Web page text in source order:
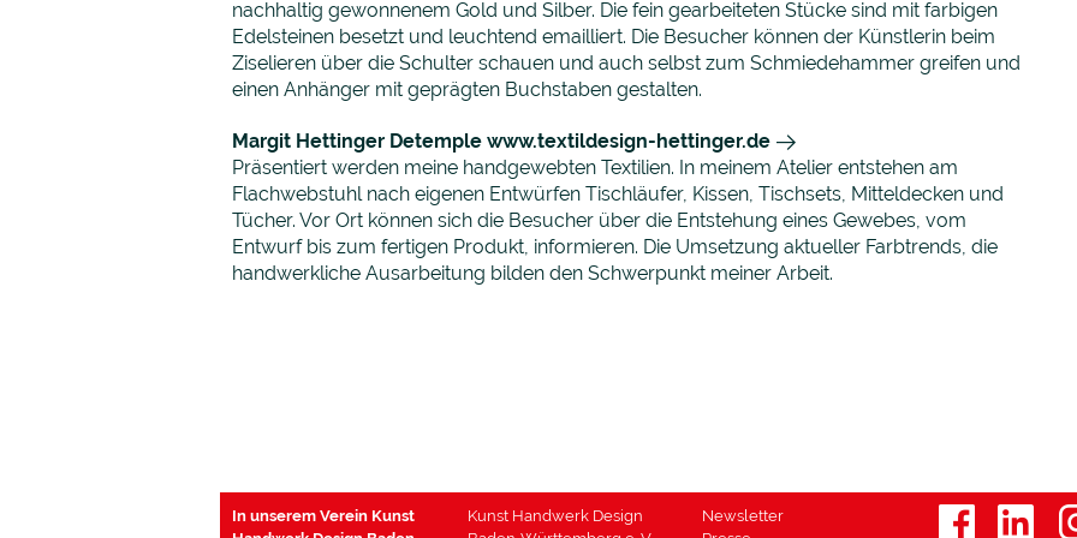
nachhaltig gewonnenem Gold und Silber. Die fein gearbeiteten Stücke sind mit farbigen
Edelsteinen besetzt und leuchtend emailliert. Die Besucher können der Künstlerin beim
Ziselieren über die Schulter schauen und auch selbst zum Schmiedehammer greifen und
einen Anhänger mit geprägten Buchstaben gestalten.
Margit Hettinger Detemple www.textildesign-hettinger.de
Präsentiert werden meine handgewebten Textilien. In meinem Atelier entstehen am
Flachwebstuhl nach eigenen Entwürfen Tischläufer, Kissen, Tischsets, Mitteldecken und
Tücher. Vor Ort können sich die Besucher über die Entstehung eines Gewebes, vom
Entwurf bis zum fertigen Produkt, informieren. Die Umsetzung aktueller Farbtrends, die
handwerkliche Ausarbeitung bilden den Schwerpunkt meiner Arbeit.
In unserem Verein Kunst
Kunst Handwerk Design
Newsletter